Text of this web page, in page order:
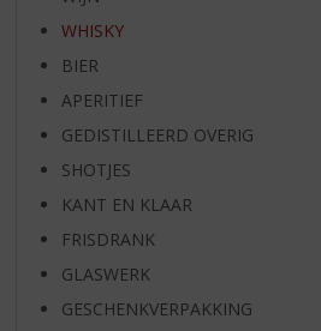
WHISKY
BIER
APERITIEF
GEDISTILLEERD OVERIG
SHOTJES
KANT EN KLAAR
FRISDRANK
GLASWERK
GESCHENKVERPAKKING